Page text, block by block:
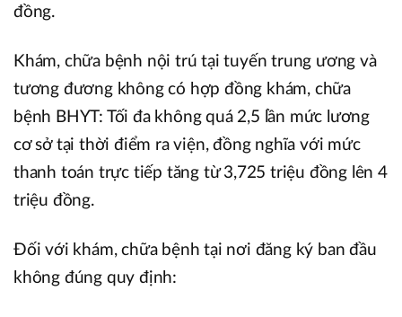
đồng.
Khám, chữa bệnh nội trú tại tuyến trung ương và
tương đương không có hợp đồng khám, chữa
bệnh BHYT: Tối đa không quá 2,5 lần mức lương
cơ sở tại thời điểm ra viện, đồng nghĩa với mức
thanh toán trực tiếp tăng từ 3,725 triệu đồng lên 4
triệu đồng.
Đối với khám, chữa bệnh tại nơi đăng ký ban đầu
không đúng quy định: